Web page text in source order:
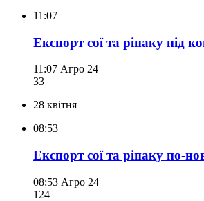
11:07
Експорт сої та ріпаку під
11:07 Агро 24
33
28 квітня
08:53
Експорт сої та ріпаку по-
08:53 Агро 24
124